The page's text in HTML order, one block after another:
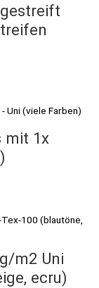
mit 1x
m2 Uni
ecru)